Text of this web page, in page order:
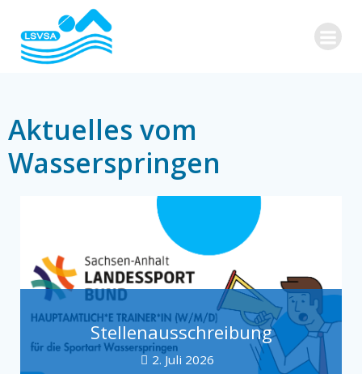
Aktuelles vom
Wasserspringen
Stellenausschreibung
2. Juli 2026